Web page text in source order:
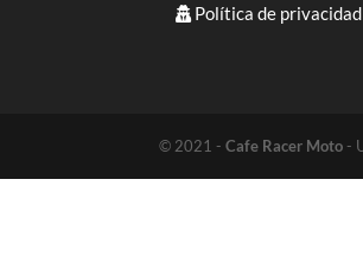
Política de privacidad
© 2021 -Cafe Racer Moto-